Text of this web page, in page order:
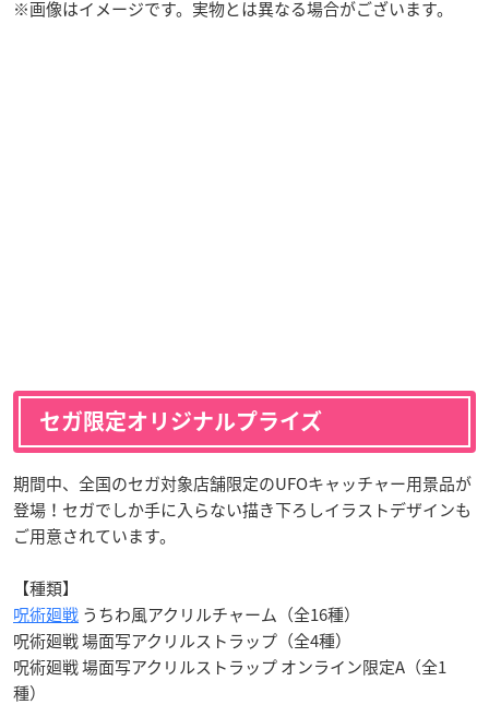
※画像はイメージです。実物とは異なる場合がございます。
セガ限定オリジナルプライズ
期間中、全国のセガ対象店舗限定のUFOキャッチャー用景品が
登場！セガでしか手に入らない描き下ろしイラストデザインも
ご用意されています。
【種類】
呪術廻戦 うちわ風アクリルチャーム（全16種）
呪術廻戦 場面写アクリルストラップ（全4種）
呪術廻戦 場面写アクリルストラップ オンライン限定A（全1
種）